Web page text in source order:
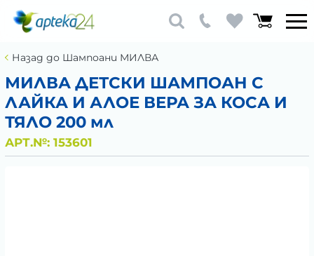
Назад до Шампоани МИЛВА
МИЛВА ДЕТСКИ ШАМПОАН С
ЛАЙКА И АЛОЕ ВЕРА ЗА КОСА И
ТЯЛО 200 мл
АРТ.№: 153601